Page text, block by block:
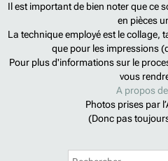
Il est important de bien noter que ce
en pièces
La technique employé est le collage,
que pour les impressions
Pour plus d'informations sur le
vous
A propos
Photos prises par
(Donc pas